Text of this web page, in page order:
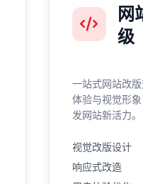
网
级
一站式网站改
体验与视觉形
发网站新活力。
视觉改版设计
响应式改造